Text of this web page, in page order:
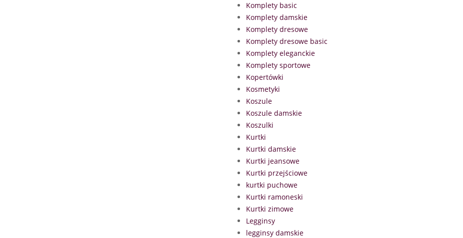
Komplety basic
Komplety damskie
Komplety dresowe
Komplety dresowe basic
Komplety eleganckie
Komplety sportowe
Kopertówki
Kosmetyki
Koszule
Koszule damskie
Koszulki
Kurtki
Kurtki damskie
Kurtki jeansowe
Kurtki przejściowe
kurtki puchowe
Kurtki ramoneski
Kurtki zimowe
Legginsy
legginsy damskie